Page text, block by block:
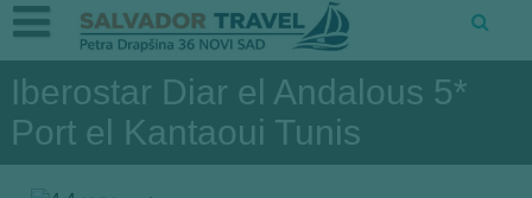
Iberostar Diar el Andalous 5*
Port el Kantaoui Tunis